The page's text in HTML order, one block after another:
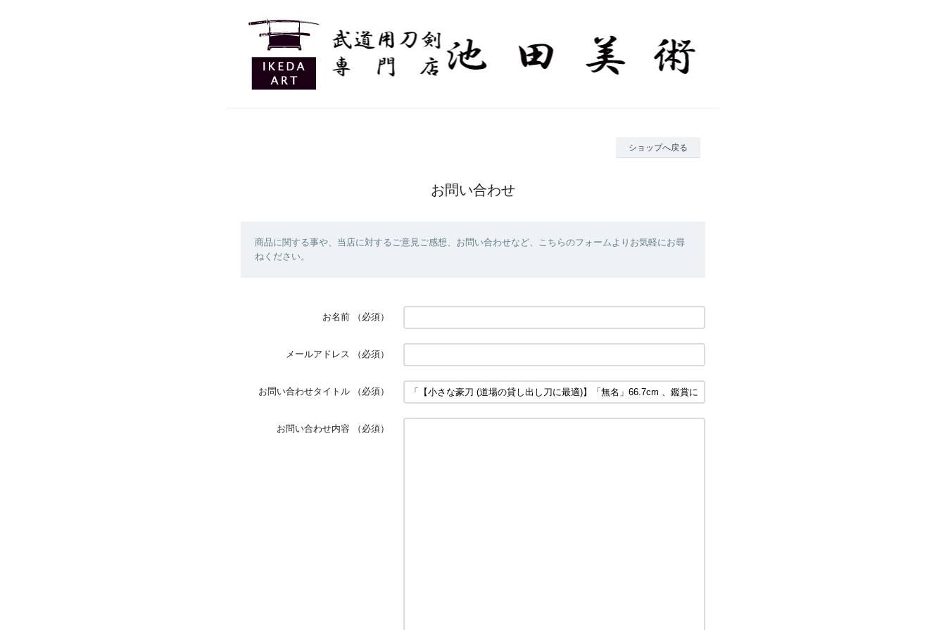
ショップへ戻る
お問い合わせ
商品に関する事や、当店に対するご意見ご感想、お問い合わせなど、こちらのフォームよりお気軽にお尋
ねください。
お名前 （必須）
メールアドレス （必須）
お問い合わせタイトル （必須）
お問い合わせ内容 （必須）